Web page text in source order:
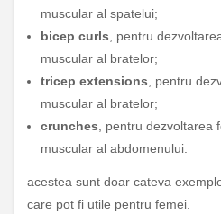
muscular al spatelui;
bicep curls, pentru
muscular al bratelor;
tricep extensions, pentru
muscular al bratelor;
crunches, pentru dezvoltarea
muscular al abdomenului.
acestea sunt doar cateva
care pot fi utile pentru femei.